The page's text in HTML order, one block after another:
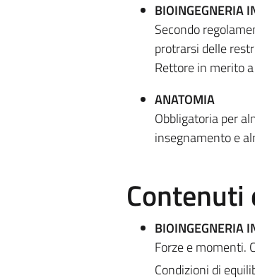
BIOINGEGNERIA
Secondo
protrarsi delle
Rettore in merito
ANATOMIA
Obbligatoria per
insegnamento e
Contenuti
BIOINGEGNERIA
Forze e momenti.
Condizioni di